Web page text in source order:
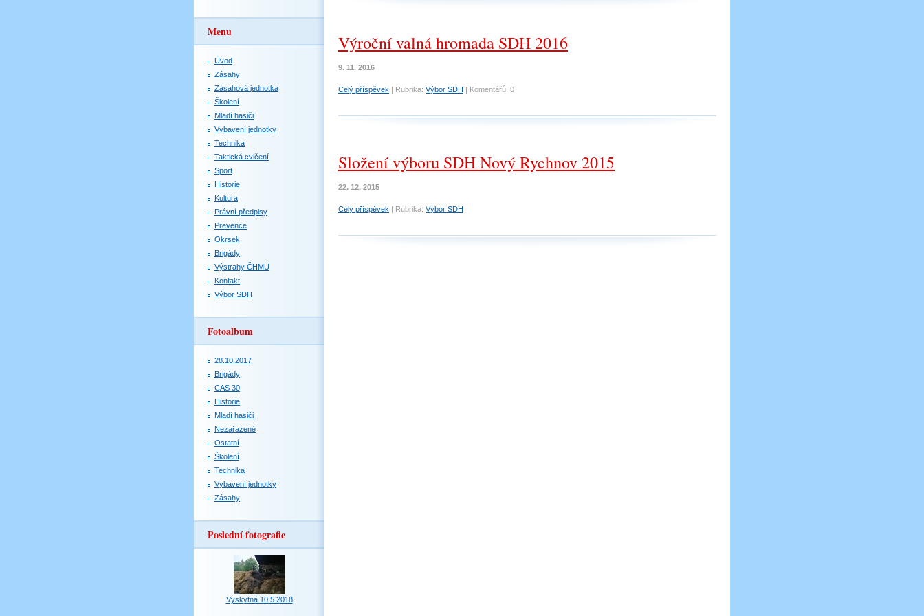
Výroční valná hromada SDH 2016
9. 11. 2016
Celý příspěvek | Rubrika: Výbor SDH | Komentářů: 0
Složení výboru SDH Nový Rychnov 2015
22. 12. 2015
Celý příspěvek | Rubrika: Výbor SDH
Menu
Úvod
Zásahy
Zásahová jednotka
Školení
Mladí hasiči
Vybavení jednotky
Technika
Taktická cvičení
Sport
Historie
Kultura
Právní předpisy
Prevence
Okrsek
Brigády
Výstrahy ČHMÚ
Kontakt
Výbor SDH
Fotoalbum
28.10.2017
Brigády
CAS 30
Historie
Mladí hasiči
Nezařazené
Ostatní
Školení
Technika
Vybavení jednotky
Zásahy
Poslední fotografie
Vyskytná 10.5.2018